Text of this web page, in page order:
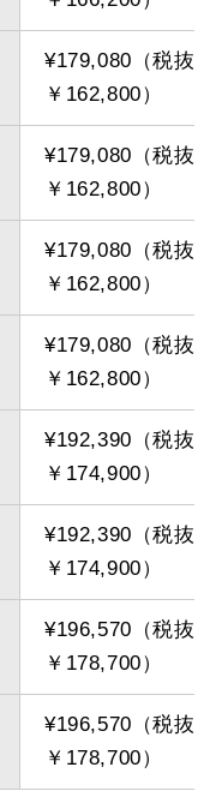
¥179,080（税抜
￥162,800）
¥179,080（税抜
￥162,800）
¥179,080（税抜
￥162,800）
¥179,080（税抜
￥162,800）
¥192,390（税抜
￥174,900）
¥192,390（税抜
￥174,900）
¥196,570（税抜
￥178,700）
¥196,570（税抜
￥178,700）